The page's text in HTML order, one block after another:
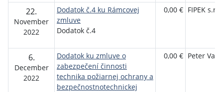
22.
November
2022
Dodatok č.4 ku Rámcovej
zmluve
Dodatok č.4
0,00 € FIPEK
6.
December
2022
Dodatok ku zmluve o
zabezpečení činnosti
technika požiarnej ochrany a
bezpečnostnotechnickej
0,00 € Peter Vaľo